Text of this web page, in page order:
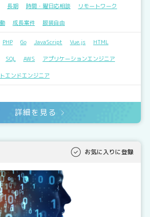
長期 時間・曜日応相談 リモートワーク
成長案件 服装自由
PHP Go JavaScript Vue.js HTML
SQL AWS アプリケーションエンジニア
エンドエンジニア
詳細を見る
お気に入りに登録